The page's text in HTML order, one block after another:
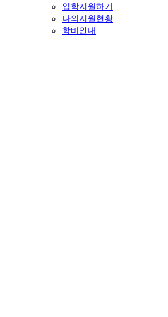
입학지원하기
나의지원현황
학비안내